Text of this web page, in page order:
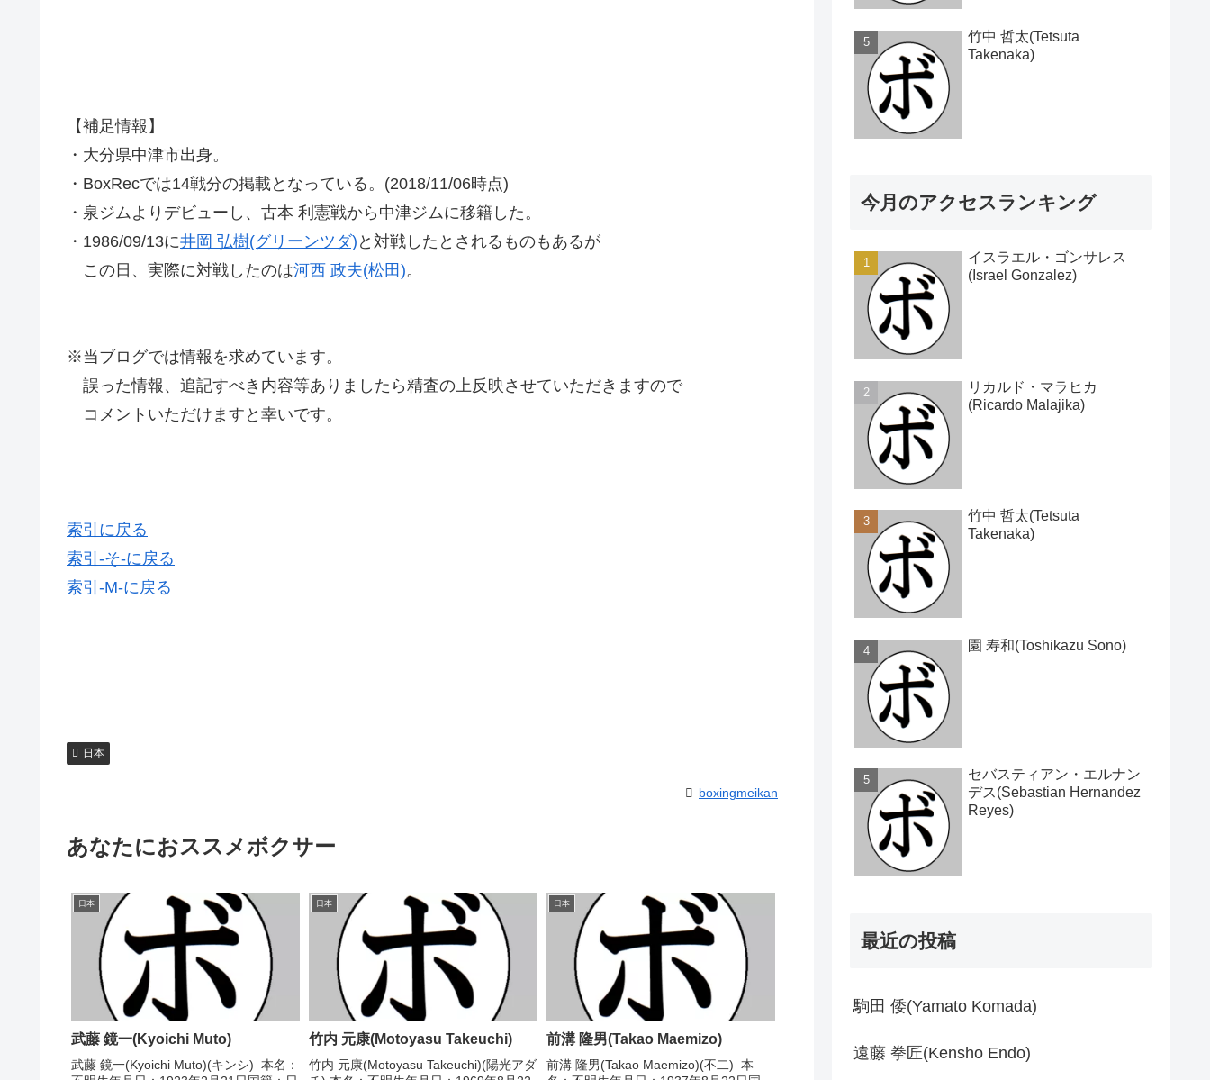
【補足情報】
・大分県中津市出身。
・BoxRecでは14戦分の掲載となっている。(2018/11/06時点)
・泉ジムよりデビューし、古本 利憲戦から中津ジムに移籍した。
・1986/09/13に井岡 弘樹(グリーンツダ) と対戦したとされるものもあるが
この日、実際に対戦したのは河西 政夫(松田)。
※当ブログでは情報を求めています。
誤った情報、追記すべき内容等ありましたら精査の上反映させていただきますので
コメントいただけますと幸いです。
索引に戻る
索引-そ-に戻る
索引-M-に戻る
日本
boxingmeikan
あなたにおススメボクサー
日本
武藤 鏡一(Kyoichi Muto)
武藤 鏡一(Kyoichi Muto)(キンシ) 本名：
日本
竹内 元康(Motoyasu Takeuchi)
竹内 元康(Motoyasu Takeuchi)(陽光アダ
日本
前溝 隆男(Takao Maemizo)
前溝 隆男(Takao Maemizo)(不二) 本
竹中 哲太(Tetsuta
Takenaka)
今月のアクセスランキング
イスラエル・ゴンサレス
(Israel Gonzalez)
リカルド・マラヒカ
(Ricardo Malajika)
竹中 哲太(Tetsuta
Takenaka)
園 寿和(Toshikazu Sono)
セバスティアン・エルナン
デス(Sebastian Hernandez
Reyes)
最近の投稿
駒田 倭(Yamato Komada)
遠藤 拳匠(Kensho Endo)